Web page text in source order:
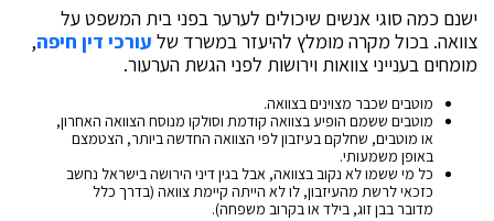
ישנם כמה סוגי אנשים שיכולים לערער בפני בית המשפט על
צוואה. בכול מקרה מומלץ להיעזר במשרד של עורכי דין חיפה,
מומחים בענייני צוואות וירושות לפני הגשת הערעור.
מוטבים שכבר מצוינים בצוואה.
מוטבים ששמם הופיע בצוואה קודמת וסולקו מנוסח הצוואה האחרון,
או מוטבים, שחלקם בעיזבון לפי הצוואה החדשה ביותר, הצטמצם
באופן משמעותי.
כל מי ששמו לא נקוב בצוואה, אבל בגין דיני הירושה בישראל נחשב
כזכאי לרשת מהעיזבון, לו לא הייתה קיימת צוואה (בדרך כלל
מדובר בבן זוג, בילד או בקרוב משפחה).